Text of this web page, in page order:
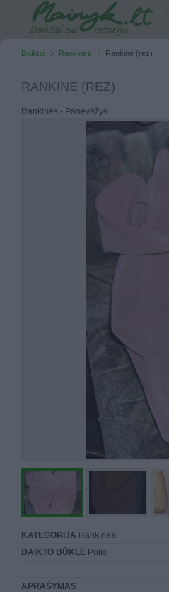
Daiktai Rankinės Rankine (rez)
RANKINE (REZ)
Rankinės - Panevėžys
KATEGORIJA Rankinės
DAIKTO BŪKLĖ Puiki
APRAŠYMAS